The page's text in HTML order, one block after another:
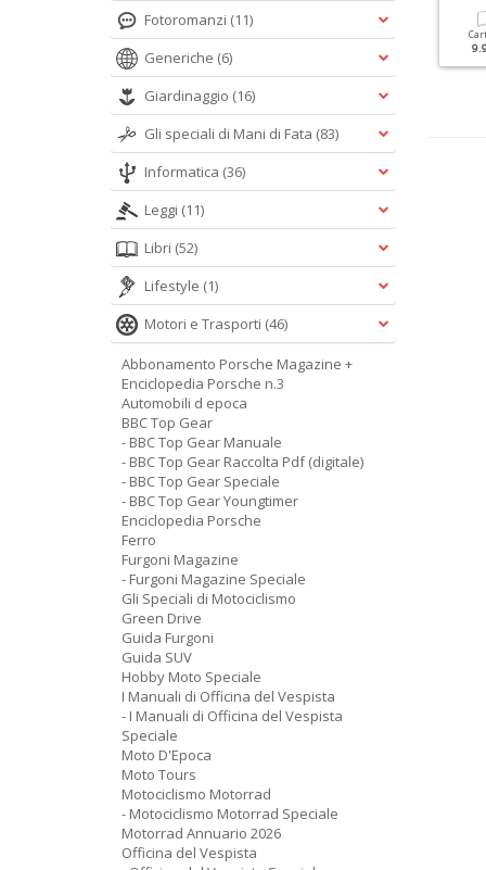
4.90 €
Fotoromanzi (11)
Generiche (6)
Giardinaggio (16)
Gli speciali di Mani di Fata (83)
Informatica (36)
Leggi (11)
Libri (52)
Lifestyle (1)
Motori e Trasporti (46)
Abbonamento Porsche Magazine +
Enciclopedia Porsche n.3
Automobili d epoca
BBC Top Gear
- BBC Top Gear Manuale
- BBC Top Gear Raccolta Pdf (digitale)
- BBC Top Gear Speciale
- BBC Top Gear Youngtimer
Enciclopedia Porsche
Ferro
Furgoni Magazine
- Furgoni Magazine Speciale
Gli Speciali di Motociclismo
Green Drive
Guida Furgoni
Guida SUV
Hobby Moto Speciale
I Manuali di Officina del Vespista
- I Manuali di Officina del Vespista
Speciale
Moto D'Epoca
Moto Tours
Motociclismo Motorrad
- Motociclismo Motorrad Speciale
Motorrad Annuario 2026
Officina del Vespista